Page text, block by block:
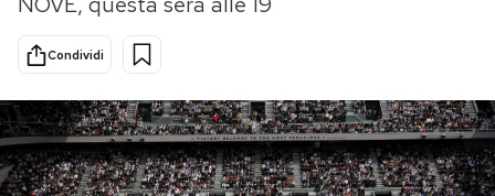
Scienza
Cultura
Economia
Sport
Mondiali calcio 2026
Condividi